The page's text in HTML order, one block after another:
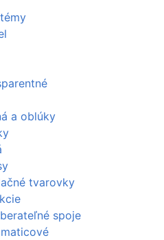
a oblúky
tvarovky
spoje
maticové